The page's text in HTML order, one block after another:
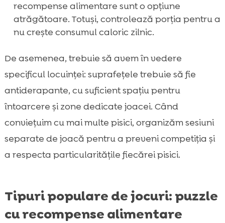
recompense alimentare sunt o opțiune
atrăgătoare. Totuși, controlează porția pentru a
nu crește consumul caloric zilnic.
De asemenea, trebuie să avem în vedere
specificul locuinței: suprafețele trebuie să fie
antiderapante, cu suficient spațiu pentru
întoarcere și zone dedicate joacei. Când
conviețuim cu mai multe pisici, organizăm sesiuni
separate de joacă pentru a preveni competiția și
a respecta particularitățile fiecărei pisici.
Tipuri populare de jocuri: puzzle
cu recompense alimentare